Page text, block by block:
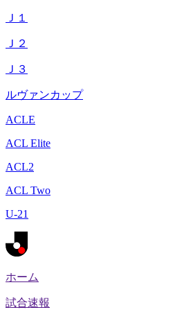
Ｊ１
Ｊ２
Ｊ３
ルヴァンカップ
ACLE
ACL Elite
ACL2
ACL Two
U-21
ホーム
試合速報